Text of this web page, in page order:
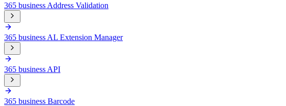
365 business Address Validation
365 business AL Extension Manager
365 business API
365 business Barcode